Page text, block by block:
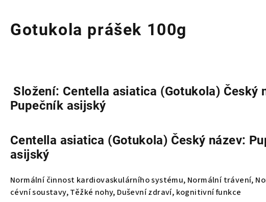
Gotukola prášek 100g
Složení: Centella asiatica (Gotukola) Český
Pupečník asijský
Centella asiatica (Gotukola) Český název:
asijský
Normální činnost kardiovaskulárního systému, Normální trávení,
cévní soustavy, Těžké nohy, Duševní zdraví, kognitivní funkce